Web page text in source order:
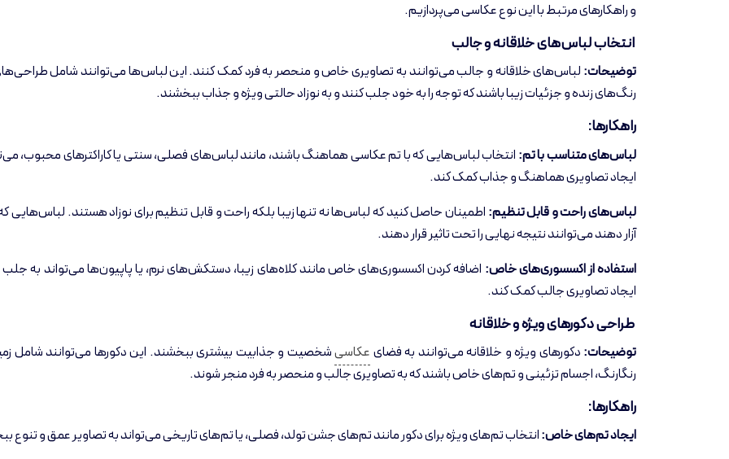
و راهکارهای مرتبط با این نوع عکاسی می‌پردازیم.
انتخاب لباس‌های خلاقانه و جالب
توضیحات: لباس‌های خلاقانه و جالب می‌توانند به تصاویری خاص و منحصر به فرد کمک کنند. این لباس‌ها می‌توانند شامل
رنگ‌های زنده و جزئیات زیبا باشند که توجه را به خود جلب کنند و به نوزاد حالتی ویژه و جذاب ببخشند.
راهکارها:
لباس‌های متناسب با تم: انتخاب لباس‌هایی که با تم عکاسی هماهنگ باشند، مانند لباس‌های فصلی، سنتی یا کاراکترهای محبوب،
ایجاد تصاویری هماهنگ و جذاب کمک کند.
لباس‌های راحت و قابل تنظیم: اطمینان حاصل کنید که لباس‌ها نه تنها زیبا بلکه راحت و قابل تنظیم برای نوزاد هستند. لباس‌هایی که
آزار دهند می‌توانند نتیجه نهایی را تحت تاثیر قرار دهند.
استفاده از اکسسوری‌های خاص: اضافه کردن اکسسوری‌های خاص مانند کلاه‌های زیبا، دستکش‌های نرم، یا پاپیون‌ها می‌تواند به
ایجاد تصاویری جالب کمک کند.
طراحی دکورهای ویژه و خلاقانه
توضیحات: دکورهای ویژه و خلاقانه می‌توانند به فضای عکاسیشخصیت و جذابیت بیشتری ببخشند. این دکورها می‌توانند شامل
رنگارنگ، اجسام تزئینی و تم‌های خاص باشند که به تصاویری جالب و منحصر به فرد منجر شوند.
راهکارها:
ایجاد تم‌های خاص:انتخاب تم‌های ویژه برای دکور مانند تم‌های جشن تولد، فصلی، یا تم‌های تاریخی می‌تواند به تصاویر عمق و تنوع